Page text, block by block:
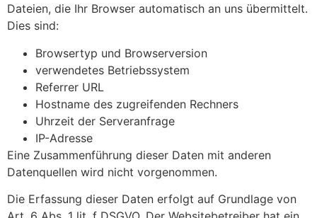
Dateien, die Ihr Browser automatisch an uns übermittelt.
Dies sind:
Browsertyp und Browserversion
verwendetes Betriebssystem
Referrer URL
Hostname des zugreifenden Rechners
Uhrzeit der Serveranfrage
IP-Adresse
Eine Zusammenführung dieser Daten mit anderen
Datenquellen wird nicht vorgenommen.
Die Erfassung dieser Daten erfolgt auf Grundlage von